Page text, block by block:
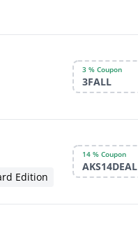
3 % Coupon
3FALL
Edition
14 % Coupon
AKS14DEAL